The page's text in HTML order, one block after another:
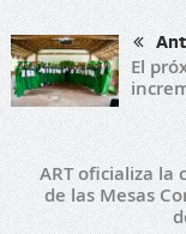
El
ART oficializa la
de las Mesas